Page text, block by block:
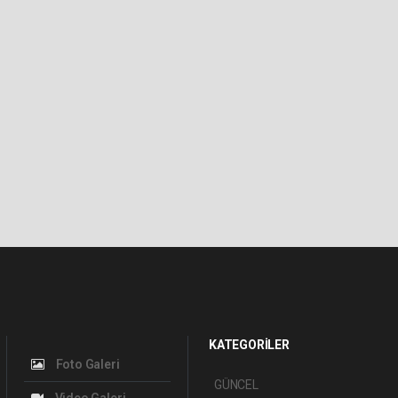
Foto Galeri
KATEGORİLER
GÜNCEL